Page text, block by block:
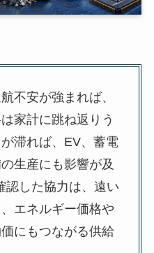
不安が強まれば、
家計に跳ね返りう
滞れば、EV、蓄電
生産にも影響が及
認した協力は、遠い
エネルギー価格や
にもつながる供給